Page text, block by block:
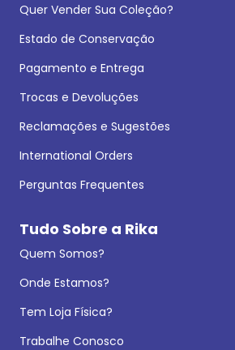
Quer Vender Sua Coleção?
Estado de Conservação
Pagamento e Entrega
Trocas e Devoluções
Reclamações e Sugestões
International Orders
Perguntas Frequentes
Tudo Sobre a Rika
Quem Somos?
Onde Estamos?
Tem Loja Física?
Trabalhe Conosco